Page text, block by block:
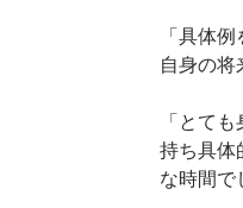
「具体
自身の
「とて
持ち具体
な時間で